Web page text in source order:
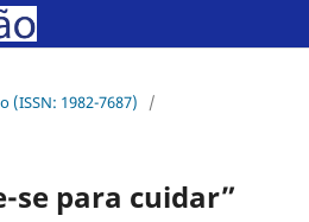
(ISSN: 1982-7687)
/
se para cuidar”